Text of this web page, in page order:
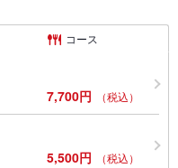
コース
7,700円 （税込）
5,500円 （税込）